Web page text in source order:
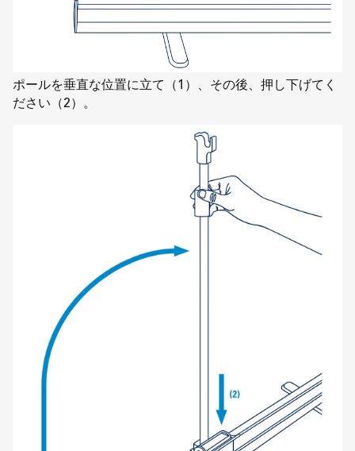
ポールを垂直な位置に立て（1）、その後、押し下げてく
ださい（2）。